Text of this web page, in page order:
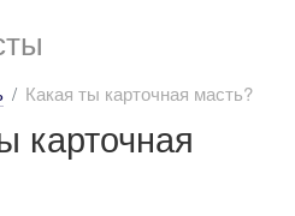
Какая ты карточная масть?
карточная